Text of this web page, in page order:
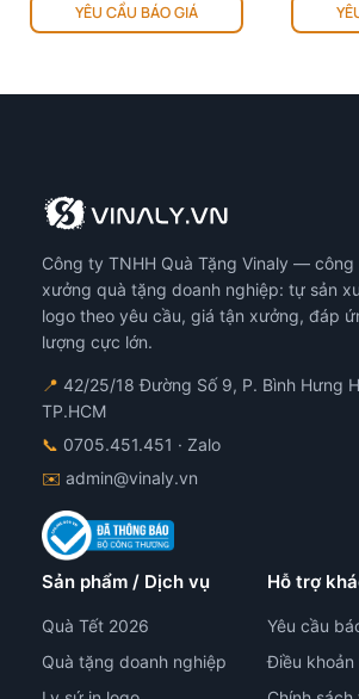
YÊU CẦU BÁO GIÁ
Công ty TNHH Quà Tặng Vinaly — công
xưởng quà tặng doanh nghiệp: tự sản
logo theo yêu cầu, giá tận xưởng, đáp
lượng cực lớn.
📍 42/25/18 Đường Số 9, P. Bình Hưng
TP.HCM
📞 0705.451.451 · Zalo
✉️ admin@vinaly.vn
Sản phẩm / Dịch vụ
Quà Tết 2026
Quà tặng doanh nghiệp
Hỗ trợ
Yêu cầu
Điều khoản